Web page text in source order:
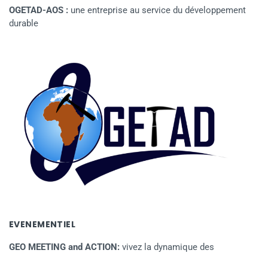
OGETAD-AOS : une entreprise au service du développement
durable
EVENEMENTIEL
GEO MEETING and ACTION: vivez la dynamique des